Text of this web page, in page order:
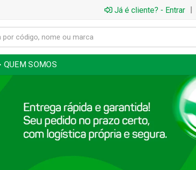
Já é cliente? - Entrar |
QUEM SOMOS